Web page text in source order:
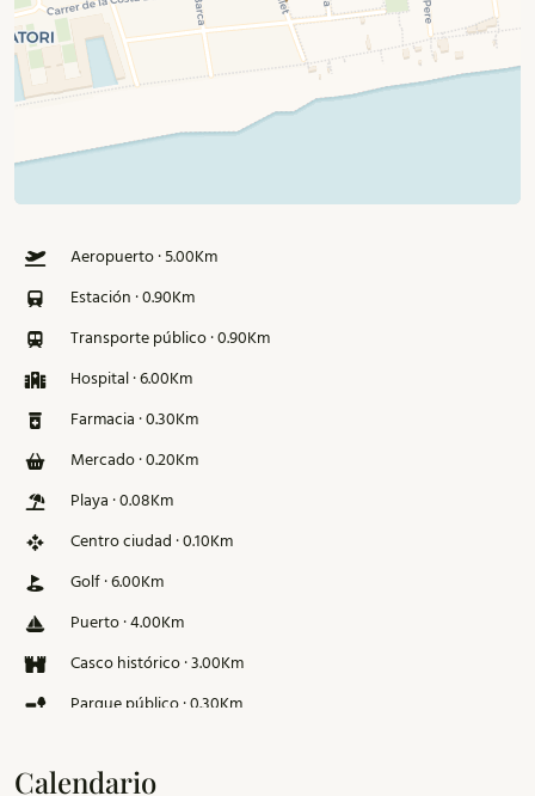
Aeropuerto · 5.00Km
Estación · 0.90Km
Transporte público · 0.90Km
Hospital · 6.00Km
Farmacia · 0.30Km
Mercado · 0.20Km
Playa · 0.08Km
Centro ciudad · 0.10Km
Golf · 6.00Km
Puerto · 4.00Km
Casco histórico · 3.00Km
Parque público · 0.30Km
Calendario